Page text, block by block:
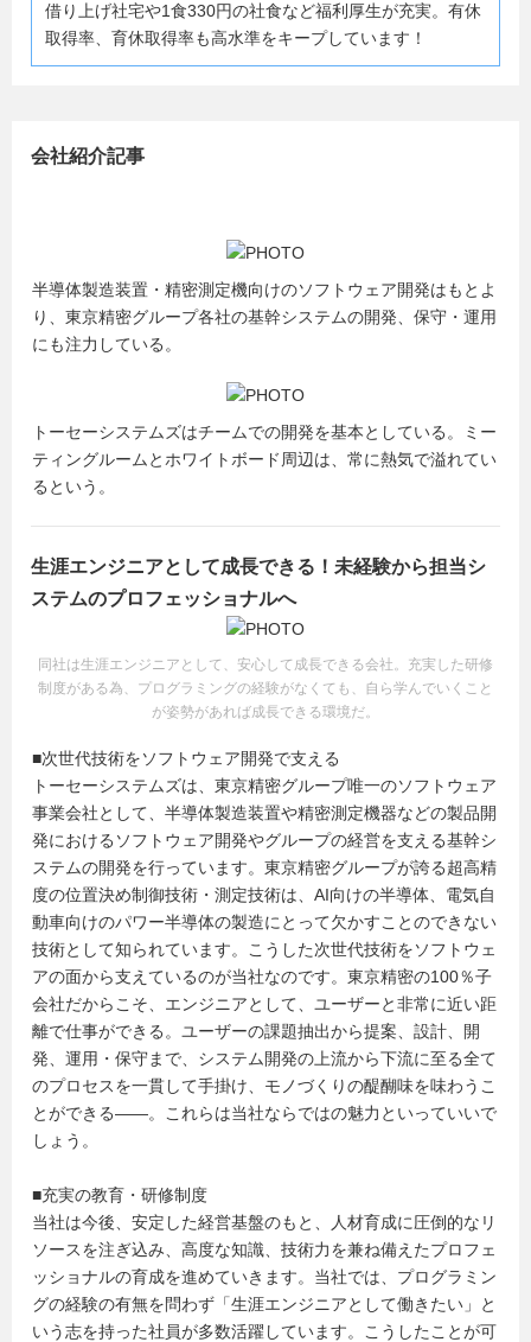
借り上げ社宅や1食330円の社食など福利厚生が充実。有休
取得率、育休取得率も高水準をキープしています！
会社紹介記事
半導体製造装置・精密測定機向けのソフトウェア開発はもとよ
り、東京精密グループ各社の基幹システムの開発、保守・運用
にも注力している。
トーセーシステムズはチームでの開発を基本としている。ミー
ティングルームとホワイトボード周辺は、常に熱気で溢れてい
るという。
生涯エンジニアとして成長できる！未経験から担当シ
ステムのプロフェッショナルへ
同社は生涯エンジニアとして、安心して成長できる会社。充実した研修
制度がある為、プログラミングの経験がなくても、自ら学んでいくこと
が姿勢があれば成長できる環境だ。
■次世代技術をソフトウェア開発で支える
トーセーシステムズは、東京精密グループ唯一のソフトウェア
事業会社として、半導体製造装置や精密測定機器などの製品開
発におけるソフトウェア開発やグループの経営を支える基幹シ
ステムの開発を行っています。東京精密グループが誇る超高精
度の位置決め制御技術・測定技術は、AI向けの半導体、電気自
動車向けのパワー半導体の製造にとって欠かすことのできない
技術として知られています。こうした次世代技術をソフトウェ
アの面から支えているのが当社なのです。東京精密の100％子
会社だからこそ、エンジニアとして、ユーザーと非常に近い距
離で仕事ができる。ユーザーの課題抽出から提案、設計、開
発、運用・保守まで、システム開発の上流から下流に至る全て
のプロセスを一貫して手掛け、モノづくりの醍醐味を味わうこ
とができる――。これらは当社ならではの魅力といっていいで
しょう。
■充実の教育・研修制度
当社は今後、安定した経営基盤のもと、人材育成に圧倒的なリ
ソースを注ぎ込み、高度な知識、技術力を兼ね備えたプロフェ
ッショナルの育成を進めていきます。当社では、プログラミン
グの経験の有無を問わず「生涯エンジニアとして働きたい」と
いう志を持った社員が多数活躍しています。こうしたことが可